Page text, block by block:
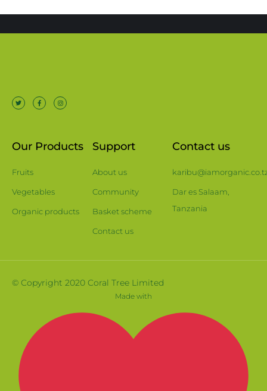
Our Products
Fruits
Vegetables
Organic products
Support
About us
Community
Basket scheme
Contact us
Contact us
Dar es Salaam,
Tanzania
© Copyright 2020 Coral Tree Limited
Made with